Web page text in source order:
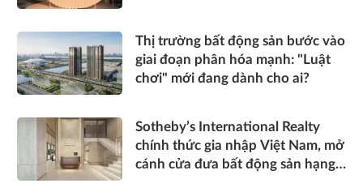
Thị trường bất động sản bước vào
giai đoạn phân hóa mạnh: "Luật
chơi" mới đang dành cho ai?
Sotheby’s International Realty
chính thức gia nhập Việt Nam, mở
cánh cửa đưa bất động sản hạng